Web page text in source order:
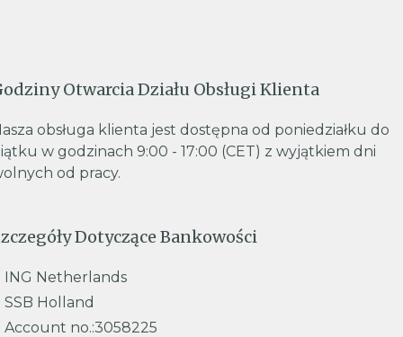
Otwarcia Działu Obsługi Klienta
obsługa klienta jest dostępna od poniedziałku do
w godzinach 9:00 - 17:00 (CET) z wyjątkiem dni
od pracy.
Dotyczące Bankowości
ING Netherlands
SSB Holland
Account no.:3058225